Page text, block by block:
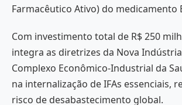
Farmacêutico Ativo) do medicamento
Com investimento total de R$ 250
integra as diretrizes da Nova
Complexo Econômico-Industrial da
na internalização de IFAs essenciais,
risco de desabastecimento global.